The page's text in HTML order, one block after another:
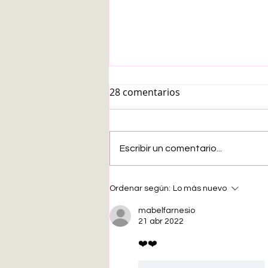
¿EL ESTRÉS CAUSA CÁNCER?
28 comentarios
Escribir un comentario...
Ordenar según: Lo más nuevo
mabelfarnesio
21 abr 2022
❤️❤️